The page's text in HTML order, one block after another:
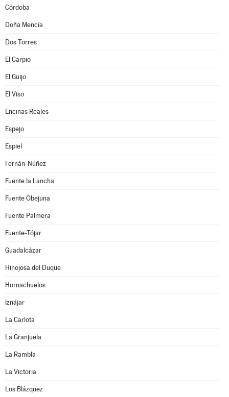
Córdoba
Doña Mencía
Dos Torres
El Carpio
El Guijo
El Viso
Encinas Reales
Espejo
Espiel
Fernán-Núñez
Fuente la Lancha
Fuente Obejuna
Fuente Palmera
Fuente-Tójar
Guadalcázar
Hinojosa del Duque
Hornachuelos
Iznájar
La Carlota
La Granjuela
La Rambla
La Victoria
Los Blázquez